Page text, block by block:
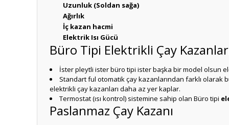
Uzunluk (Soldan sağa)
Ağırlık
İç kazan hacmi
Elektrik Isı Gücü
Büro Tipi Elektrikli Çay
İster pleytli ister büro tipi ister başka bir model olsun
Standart ful otomatik çay kazanlarından farklı olarak
elektrikli çay kazanları daha az yer kaplar.
Termostat (ısı kontrol) sistemine sahip olan Büro tipi
Paslanmaz Çay Kazanı